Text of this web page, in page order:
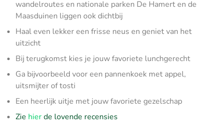
wandelroutes en nationale parken De Hamert en de
Maasduinen liggen ook dichtbij
Haal even lekker een frisse neus en geniet van het
uitzicht
Bij terugkomst kies je jouw favoriete lunchgerecht
Ga bijvoorbeeld voor een pannenkoek met appel,
uitsmijter of tosti
Een heerlijk uitje met jouw favoriete gezelschap
Zie hierde lovende recensies